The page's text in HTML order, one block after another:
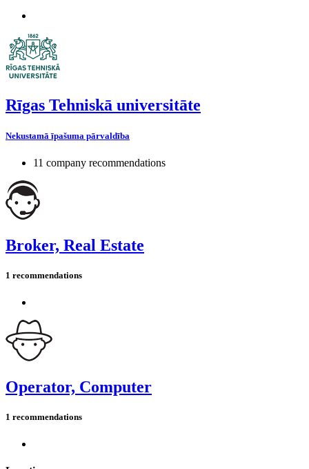
Rīgas Tehniskā universitāte
Nekustamā īpašuma pārvaldība
11 company recommendations
Broker, Real Estate
1 recommendations
Operator, Computer
1 recommendations